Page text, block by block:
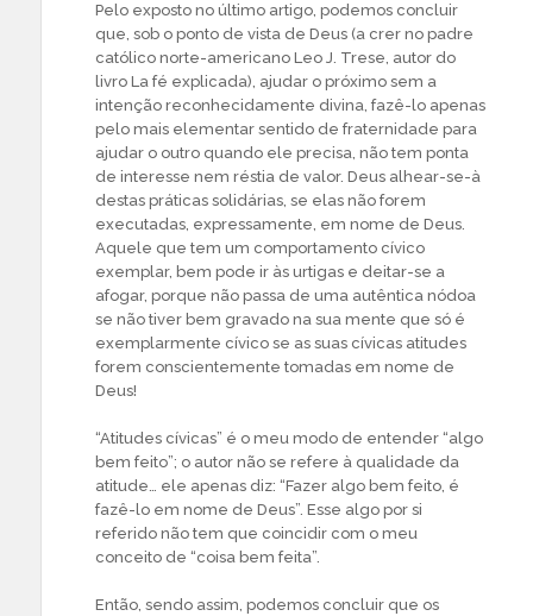
Pelo exposto no último artigo, podemos concluir
que, sob o ponto de vista de Deus (a crer no padre
católico norte-americano Leo J. Trese, autor do
livro La fé explicada), ajudar o próximo sem a
intenção reconhecidamente divina, fazê-lo apenas
pelo mais elementar sentido de fraternidade para
ajudar o outro quando ele precisa, não tem ponta
de interesse nem réstia de valor. Deus alhear-se-à
destas práticas solidárias, se elas não forem
executadas, expressamente, em nome de Deus.
Aquele que tem um comportamento cívico
exemplar, bem pode ir às urtigas e deitar-se a
afogar, porque não passa de uma autêntica nódoa
se não tiver bem gravado na sua mente que só é
exemplarmente cívico se as suas cívicas atitudes
forem conscientemente tomadas em nome de
Deus!
“Atitudes cívicas” é o meu modo de entender “algo
bem feito”; o autor não se refere à qualidade da
atitude… ele apenas diz: “Fazer algo bem feito, é
fazê-lo em nome de Deus”. Esse algo por si
referido não tem que coincidir com o meu
conceito de “coisa bem feita”.
Então, sendo assim, podemos concluir que os